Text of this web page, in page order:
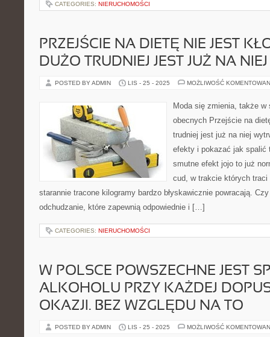
CATEGORIES: NIERUCHOMOŚCI
PRZEJŚCIE NA DIETĘ NIE JEST
DUŻO TRUDNIEJ JEST JUŻ NA
POSTED BY ADMIN LIS - 25 - 2025 MOŻLIWOŚĆ
Moda się zmienia, także
obecnych Przejście na
trudniej jest już na niej
efekty i pokazać jak spalić
smutne efekt jojo to już
cud, w trakcie których traci
starannie tracone kilogramy bardzo błyskawicznie powracają.
odchudzanie, które zapewnią odpowiednie i […]
CATEGORIES: NIERUCHOMOŚCI
W POLSCE POWSZECHNE JEST
ALKOHOLU PRZY KAŻDEJ
OKAZJI. BEZ WZGLĘDU NA TO
POSTED BY ADMIN LIS - 25 - 2025 MOŻLIWOŚĆ